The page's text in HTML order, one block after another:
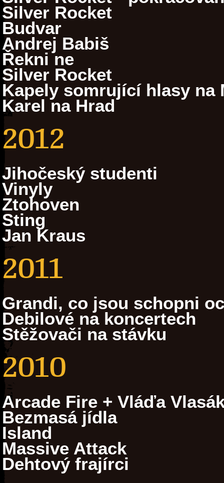
Silver Rocket
Budvar
Andrej Babiš
Řekni ne
Silver Rocket
Kapely somrující hlasy na
Karel na Hrad
2012
Jihočeský studenti
Vinyly
Ztohoven
Sting
Jan Kraus
2011
Grandi, co jsou schopni
Debilové na koncertech
Stěžovači na stávku
2010
Arcade Fire + Vláďa
Bezmasá jídla
Island
Massive Attack
Dehtový frajírci